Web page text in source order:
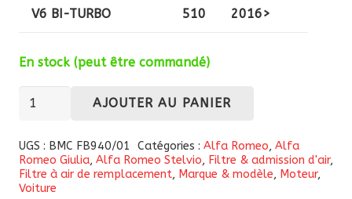
V6 BI-TURBO
510
2016>
En stock (peut être commandé)
quantité
Filtre
à
air
AJOUTER AU PANIER
UGS : BMC FB940/01 Catégories : Alfa Romeo, Alfa
Romeo Giulia, Alfa Romeo Stelvio, Filtre & admission d'air,
Filtre à air de remplacement, Marque & modèle, Moteur,
Voiture